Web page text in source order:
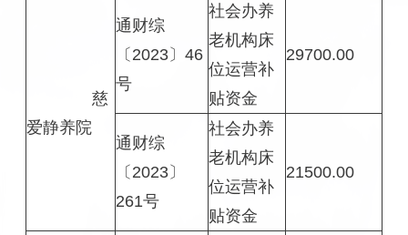
慈
爱静养院
通财综
〔2023〕46
号
社会办养
老机构床
位运营补
贴资金
29700.00
通财综
〔2023〕
261号
社会办养
老机构床
位运营补
贴资金
21500.00